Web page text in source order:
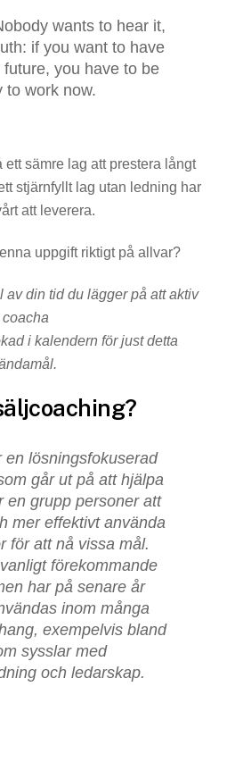
wants to hear it,
if you want to have
you have to be
to work now.
ett sämre lag att prestera långt
stjärnfyllt lag utan ledning har
att leverera.
uppgift riktigt på allvar?
din tid du lägger på att aktiv
coacha
i kalendern för just detta
en lösningsfokuserad
går ut på att hjälpa
en grupp personer att
mer effektivt använda
för att nå vissa mål.
förekommande
har på senare år
inom många
exempelvis bland
sysslar med
och ledarskap.